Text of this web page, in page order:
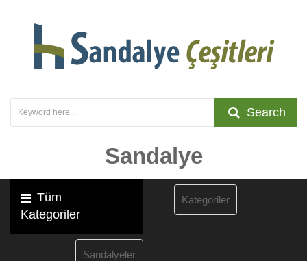
Search
Sandalye
Tüm
Kategoriler
Sandalyeler
Kategoriler